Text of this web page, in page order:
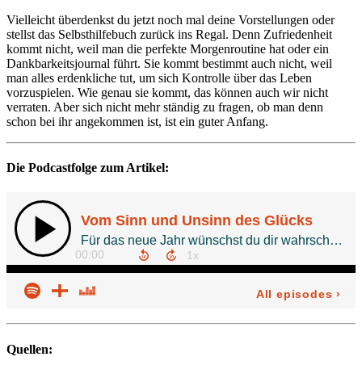
Vielleicht überdenkst du jetzt noch mal deine Vorstellungen oder
stellst das Selbsthilfebuch zurück ins Regal. Denn Zufriedenheit
kommt nicht, weil man die perfekte Morgenroutine hat oder ein
Dankbarkeitsjournal führt. Sie kommt bestimmt auch nicht, weil
man alles erdenkliche tut, um sich Kontrolle über das Leben
vorzuspielen. Wie genau sie kommt, das können auch wir nicht
verraten. Aber sich nicht mehr ständig zu fragen, ob man denn
schon bei ihr angekommen ist, ist ein guter Anfang.
Die Podcastfolge zum Artikel:
Quellen: